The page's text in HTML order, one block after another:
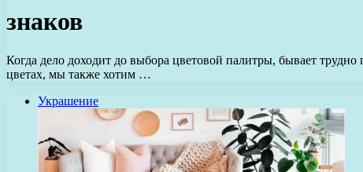
знаков
Когда дело доходит до выбора цветовой палитры, бывает
цветах, мы также хотим …
Украшение